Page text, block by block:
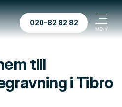
020-82 82 82
till
i Tibro